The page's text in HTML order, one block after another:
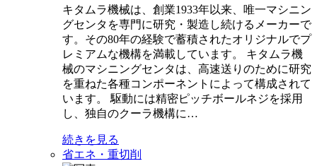
キタムラ機械は、創業1933年以来、唯一マシニン
グセンタを専門に研究・製造し続けるメーカーで
す。その80年の経験で蓄積されたオリジナルでプ
レミアムな機構を満載しています。 キタムラ機
械のマシニングセンタは、高速送りのために研究
を重ねた各種コンポーネントによって構成されて
います。 駆動には精密ピッチボールネジを採用
し、独自のクーラ機構に…
続きを見る
省エネ・重切削